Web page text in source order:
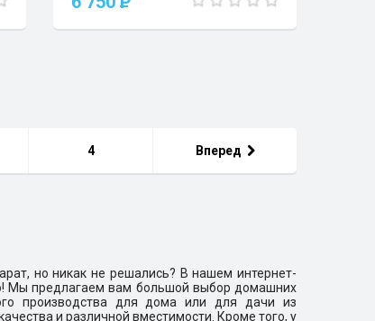
4 Вперед
но никак не решались? В нашем интернет-
Мы предлагаем вам большой выбор домашних
производства для дома или для дачи из
и различной вместимости. Кроме того, у